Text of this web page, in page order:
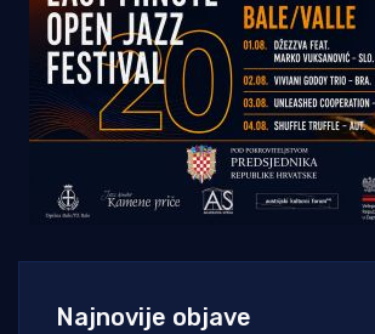
Najnovije objave